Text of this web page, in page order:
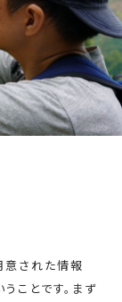
意された情報
ことです。まず